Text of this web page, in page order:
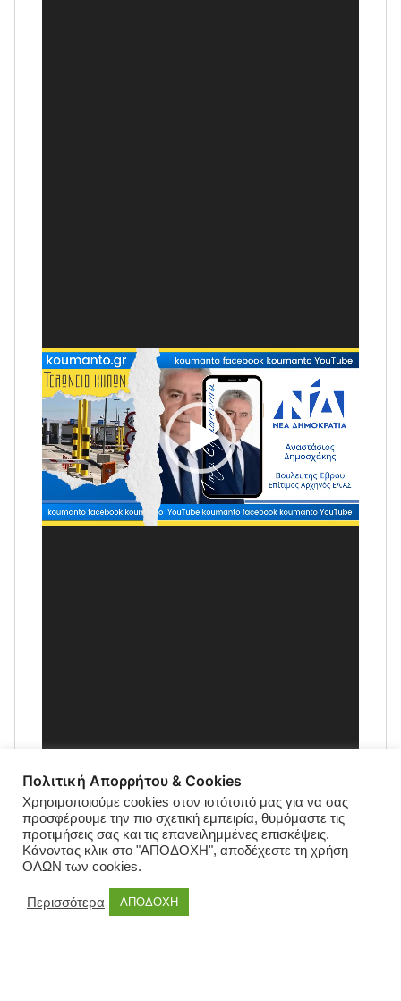
Πολιτική Απορρήτου & Cookies
Χρησιμοποιούμε cookies στον ιστότοπό μας για να σας
προσφέρουμε την πιο σχετική εμπειρία, θυμόμαστε τις
προτιμήσεις σας και τις επανειλημμένες επισκέψεις.
Κάνοντας κλικ στο "ΑΠΟΔΟΧΗ", αποδέχεστε τη χρήση
ΟΛΩΝ των cookies.
Περισσότερα ΑΠΟΔΟΧΗ